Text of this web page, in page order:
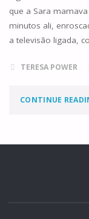
que a Sara
minutos ali,
a televisão ligada,
TERESA POWER
CONTINUE